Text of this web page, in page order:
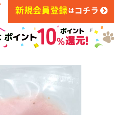
キャットフード
服・おさんぽ用品
リビング雑貨